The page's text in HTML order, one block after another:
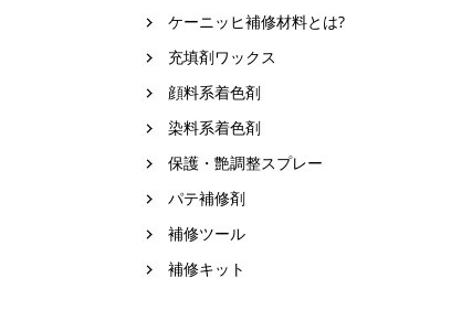
ケーニッヒ補修材料とは?
充填剤ワックス
顔料系着色剤
染料系着色剤
保護・艶調整スプレー
パテ補修剤
補修ツール
補修キット